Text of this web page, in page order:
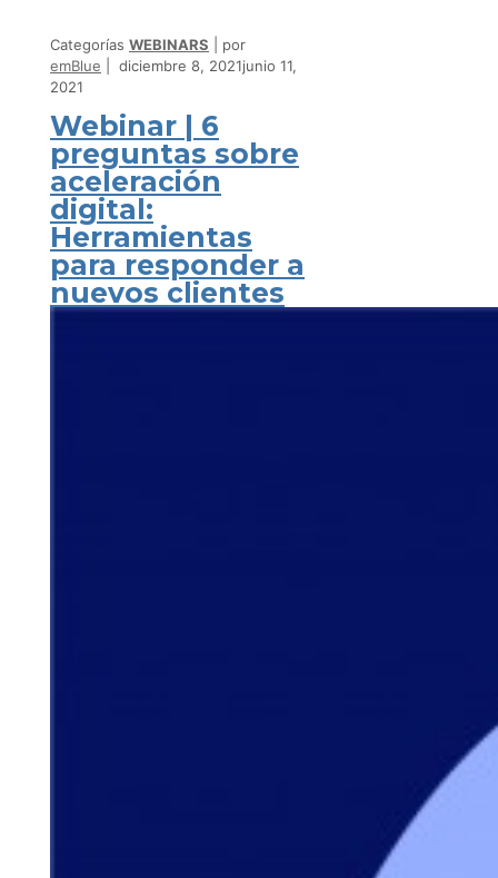
Categorías WEBINARS
por
emBlue
diciembre 8, 2021junio 11,
2021
Webinar | 6
preguntas sobre
aceleración
digital:
Herramientas
para responder a
nuevos clientes